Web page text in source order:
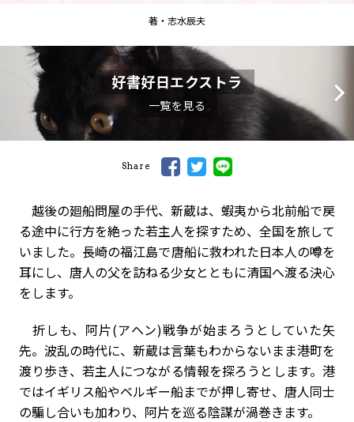
著・志水辰夫
好書好日エクストラ
一覧を見る
Share
越後の廻船問屋の手代、新蔵は、蝦夷から北前船で戻
る途中に行方を絶った若主人を探すため、全国を旅して
いました。長崎の福江島で唐船に救われた日本人の噂を
耳にし、唐人の父を訪ねる少女とともに清国へ渡る決心
をします。
折しも、阿片(アヘン)戦争が始まろうとしていた矢
先。波乱の時代に、新蔵は言葉もわからないまま港町を
渡り歩き、若主人につながる情報を探ろうとします。港
ではイギリス船やベルギー船までが押し寄せ、唐人同士
の騙し合いも加わり、阿片を巡る陰謀が渦巻きます。